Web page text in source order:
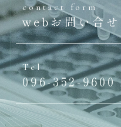
contact form
webお問い合せ
Tel
096-352-9600